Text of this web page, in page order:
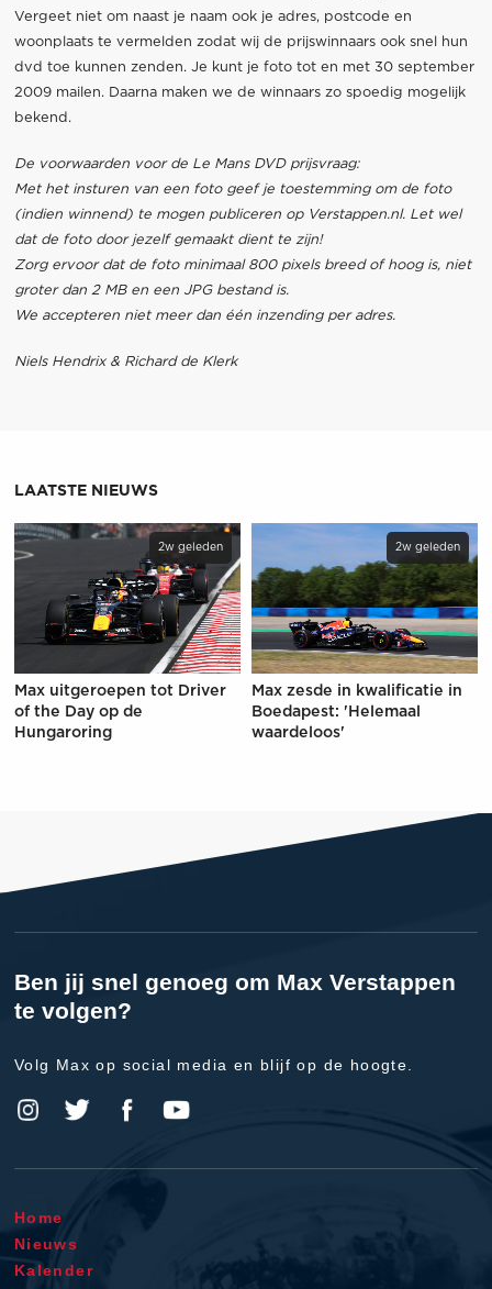
Vergeet niet om naast je naam ook je adres, postcode en
woonplaats te vermelden zodat wij de prijswinnaars ook snel hun
dvd toe kunnen zenden. Je kunt je foto tot en met 30 september
2009 mailen. Daarna maken we de winnaars zo spoedig mogelijk
bekend.
De voorwaarden voor de Le Mans DVD prijsvraag:
Met het insturen van een foto geef je toestemming om de foto
(indien winnend) te mogen publiceren op Verstappen.nl. Let wel
dat de foto door jezelf gemaakt dient te zijn!
Zorg ervoor dat de foto minimaal 800 pixels breed of hoog is, niet
groter dan 2 MB en een JPG bestand is.
We accepteren niet meer dan één inzending per adres.
Niels Hendrix & Richard de Klerk
LAATSTE NIEUWS
2w geleden
Max uitgeroepen tot Driver
of the Day op de
Hungaroring
2w geleden
Max zesde in kwalificatie in
Boedapest: 'Helemaal
waardeloos'
Ben jij snel genoeg om Max Verstappen
te volgen?
Volg Max op social media en blijf op de hoogte.
Home
Nieuws
Kalender